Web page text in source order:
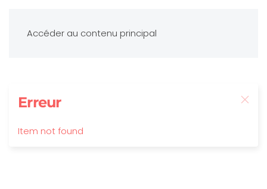
Accéder au contenu principal
Erreur
Item not found